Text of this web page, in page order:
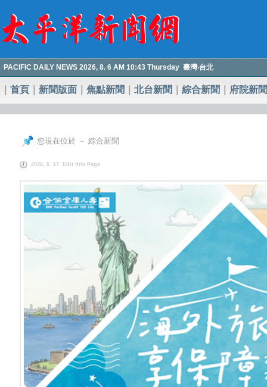
PACIFIC DAILY NEWS 2026, 8. 6 AM 10:43 Thursday 臺灣‧台北
首頁 新聞版面 焦點新聞 北台新聞 綜合新聞 府院新聞
您現在位於 － 綜合新聞
2026, 6. 17 Edit this Page